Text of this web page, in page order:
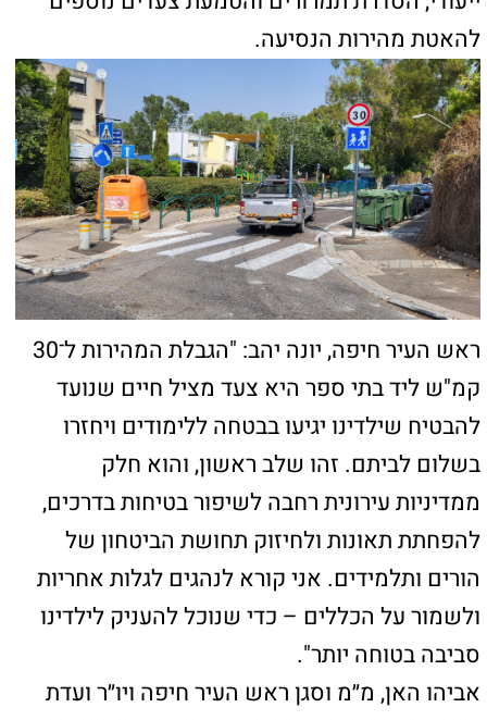
אביהו האן, מ״מ וסגן ראש העיר חיפה ויו״ר ועדת
התחבורה ובטיחות בדרכים בעיריית חיפה: ״אנחנו
יוצאים לדרך בתוכנית מקיפה שנועדה להבטיח
סביבה בטוחה יותר לילדינו. כבר כעת נכללים בה
45 בתי ספר מרחבי העיר, ובהמשך נשלים ל-100
מוסדות חינוך. עלינו לשנות את המציאות הקיימת,
ואנחנו נפעל בכל האמצעים העומדים לרשותנו כדי
להגיע לצמצם למינימום האפשרי את מספר
הנפגעים בתאונות. זו משימה שכוללת אכיפה,
מניעה, חינוך והסברה, ואנחנו נפעל בכל הרבדים
הללו".
ראשי
טירת הכרמל
רכסים
קרית אתא
קרית שמואל
קרית מוצקין
קישורים חשובים